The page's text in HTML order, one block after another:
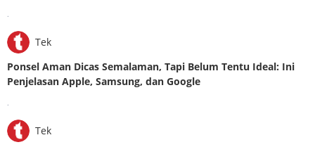
Tek
Ponsel Aman Dicas Semalaman, Tapi Belum Tentu Ideal: Ini
Penjelasan Apple, Samsung, dan Google
Tek